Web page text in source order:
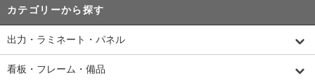
カテゴリーから探す
出力・ラミネート・パネル
看板・フレーム・備品